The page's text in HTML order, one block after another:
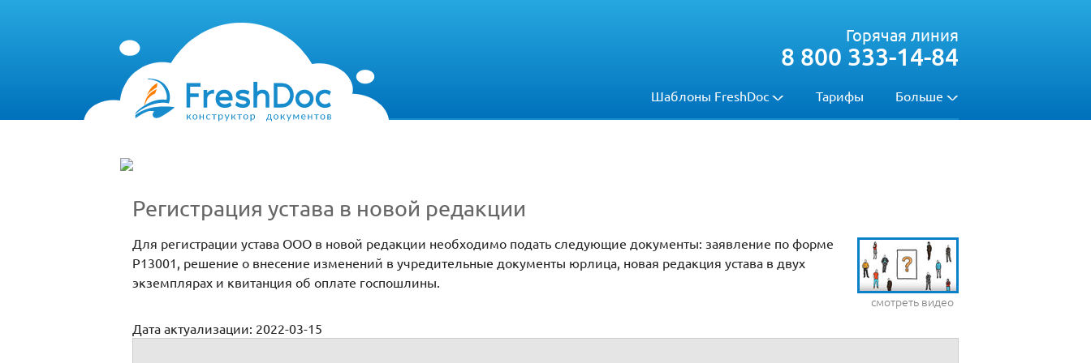
Шаблоны FreshDoc Тарифы Больше
Горячая линия
8 800 333-14-84
Регистрация устава в новой редакции
смотреть видео
Для регистрации устава ООО в новой редакции необходимо подать следующие документы: заявление по форме
Р13001, решение о внесение изменений в учредительные документы юрлица, новая редакция устава в двух
экземплярах и квитанция об оплате госпошлины.
Дата актуализации: 2022-03-15